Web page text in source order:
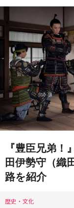
『豊臣兄弟
田伊勢守（織
路を紹介
歴史・文化